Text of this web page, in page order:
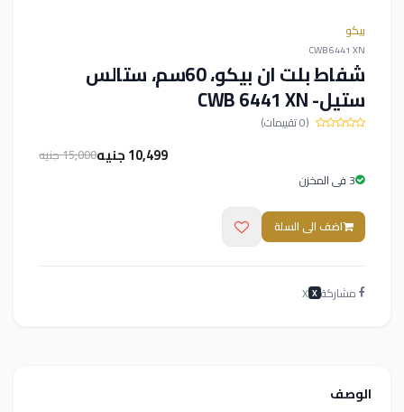
بيكو
CWB 6441 XN
شفاط بلت ان بيكو، 60سم، ستالس
ستيل- CWB 6441 XN
(0 تقييمات)
10,499 جنيه
15,000 جنيه
3 فى المخزن
اضف الى السلة
مشاركة X
X
الوصف